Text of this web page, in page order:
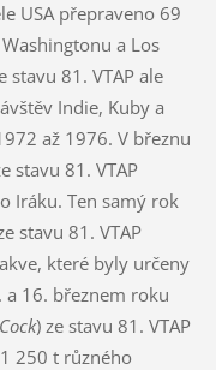
USA přepraveno 69
a Los
stavu 81. VTAP ale
Indie, Kuby a
až 1976. V březnu
stavu 81. VTAP
Iráku. Ten samý rok
stavu 81. VTAP
které byly určeny
a 16. březnem roku
) ze stavu 81. VTAP
250 t různého